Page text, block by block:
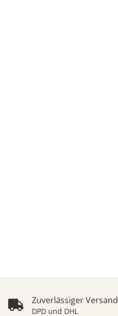
Zuverlässiger Versand
DPD und DHL